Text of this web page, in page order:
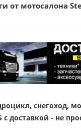
от мотосалона
снегоход,
с доставкой - не